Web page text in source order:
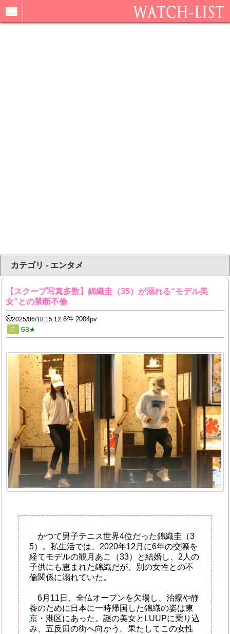
カテゴリ - エンタメ
【スクープ写真多数】錦織圭（35）が溺れる“モデル美
女”との禁断不倫
2025/06/18 15:12 6件 2004pv
0 GB★
かつて男子テニス世界4位だった錦織圭（3
5）。私生活では、2020年12月に6年の交際を
経てモデルの観月あこ（33）と結婚し、2人の
子供にも恵まれた錦織だが、別の女性との不
倫関係に溺れていた。
6月11日、全仏オープンを欠場し、治療や静
養のために日本に一時帰国した錦織の姿は東
京・港区にあった。謎の美女とLUUPに乗り込
み、五反田の街へ向かう。果たしてこの女性